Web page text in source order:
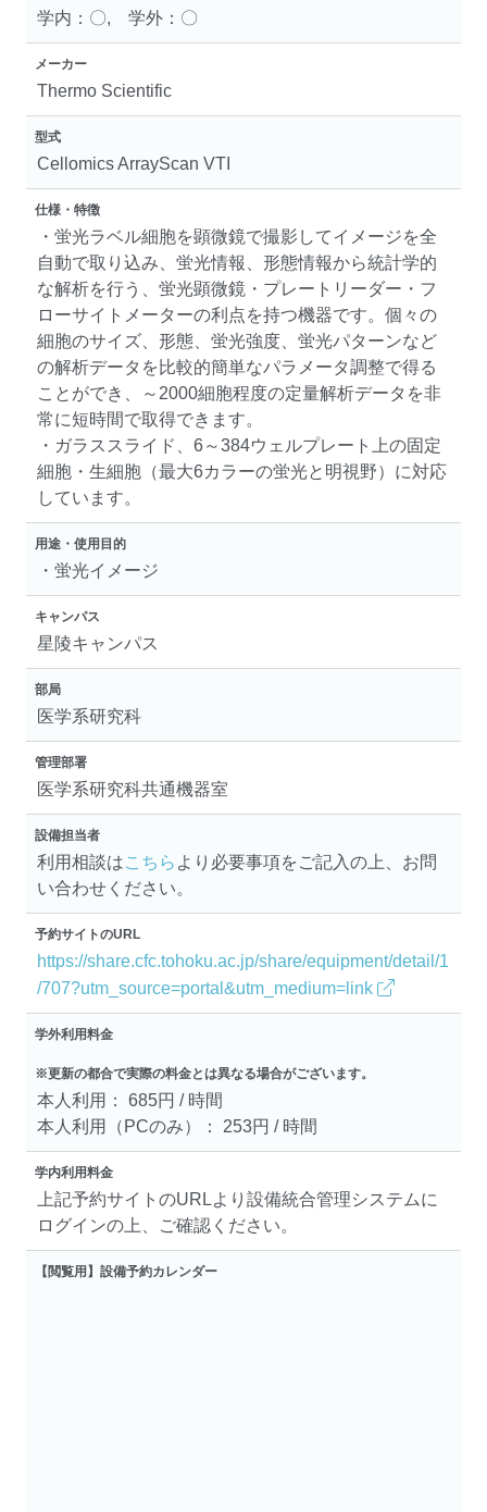
学内：〇, 学外：〇
メーカー
Thermo Scientific
型式
Cellomics ArrayScan VTI
仕様・特徴
・蛍光ラベル細胞を顕微鏡で撮影してイメージを全
自動で取り込み、蛍光情報、形態情報から統計学的
な解析を行う、蛍光顕微鏡・プレートリーダー・フ
ローサイトメーターの利点を持つ機器です。個々の
細胞のサイズ、形態、蛍光強度、蛍光パターンなど
の解析データを比較的簡単なパラメータ調整で得る
ことができ、～2000細胞程度の定量解析データを非
常に短時間で取得できます。
・ガラススライド、6～384ウェルプレート上の固定
細胞・生細胞（最大6カラーの蛍光と明視野）に対応
しています。
用途・使用目的
・蛍光イメージ
キャンパス
星陵キャンパス
部局
医学系研究科
管理部署
医学系研究科共通機器室
設備担当者
利用相談はこちら より必要事項をご記入の上、お問
い合わせください。
予約サイトのURL
https://share.cfc.tohoku.ac.jp/share/equipment/detail/1
/707?utm_source=portal&utm_medium=link
学外利用料金
※更新の都合で実際の料金とは異なる場合がございます。
本人利用： 685円 / 時間
本人利用（PCのみ）： 253円 / 時間
学内利用料金
上記予約サイトのURLより設備統合管理システムに
ログインの上、ご確認ください。
【閲覧用】設備予約カレンダー